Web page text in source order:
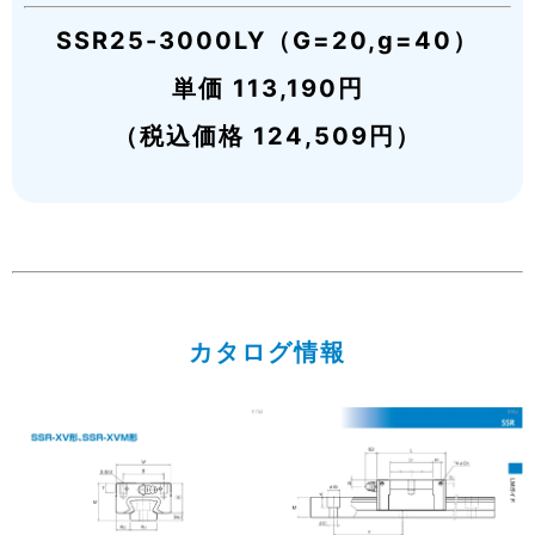
SSR25-3000LY（G=20,g=40）
単価 113,190円
（税込価格 124,509円）
カタログ情報